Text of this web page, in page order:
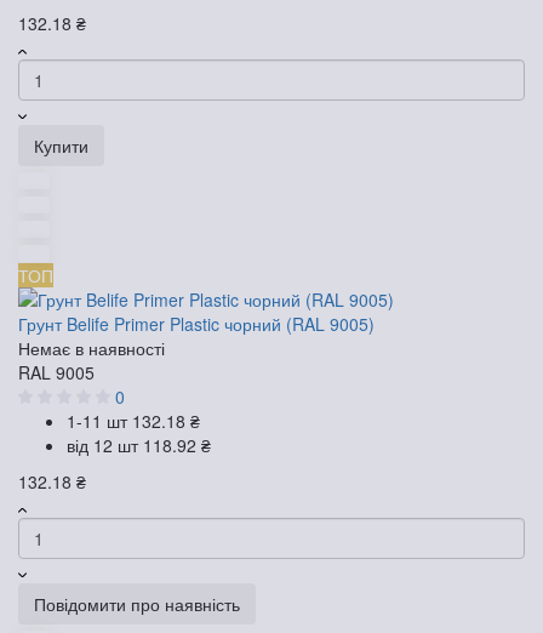
132.18 ₴
Купити
ТОП
Грунт Belife Primer Plastic чорний (RAL 9005)
Немає в наявності
RAL 9005
0
1-11 шт 132.18 ₴
від 12 шт 118.92 ₴
132.18 ₴
Повідомити про наявність